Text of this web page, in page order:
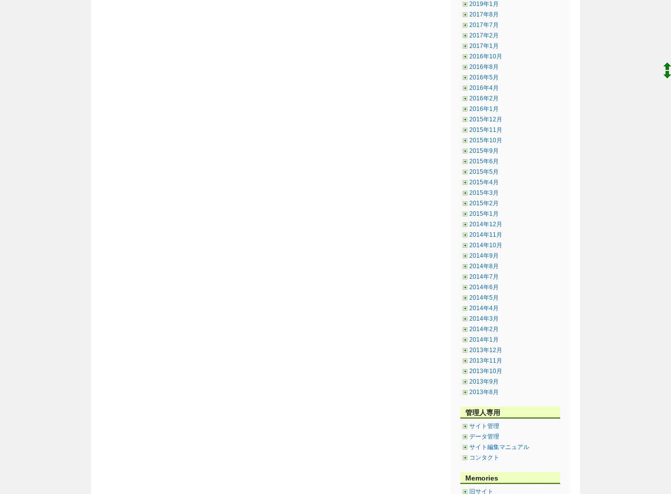
2019年1月
2017年8月
2017年7月
2017年2月
2017年1月
2016年10月
2016年8月
2016年5月
2016年4月
2016年2月
2016年1月
2015年12月
2015年11月
2015年10月
2015年9月
2015年6月
2015年5月
2015年4月
2015年3月
2015年2月
2015年1月
2014年12月
2014年11月
2014年10月
2014年9月
2014年8月
2014年7月
2014年6月
2014年5月
2014年4月
2014年3月
2014年2月
2014年1月
2013年12月
2013年11月
2013年10月
2013年9月
2013年8月
管理人専用
サイト管理
データ管理
サイト編集マニュアル
コンタクト
Memories
旧サイト